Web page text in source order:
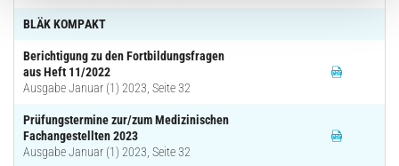
BLÄK KOMPAKT
Berichtigung zu den Fortbildungsfragen
aus Heft 11/2022
Ausgabe Januar (1) 2023, Seite 32
Prüfungstermine zur/zum Medizinischen
Fachangestellten 2023
Ausgabe Januar (1) 2023, Seite 32